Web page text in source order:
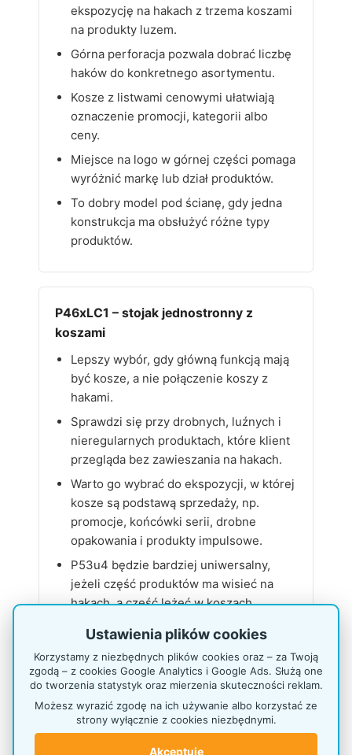
ekspozycję na hakach z trzema koszami
na produkty luzem.
Górna perforacja pozwala dobrać liczbę
haków do konkretnego asortymentu.
Kosze z listwami cenowymi ułatwiają
oznaczenie promocji, kategorii albo
ceny.
Miejsce na logo w górnej części pomaga
wyróżnić markę lub dział produktów.
To dobry model pod ścianę, gdy jedna
konstrukcja ma obsłużyć różne typy
produktów.
P46xLC1 – stojak jednostronny z
koszami
Lepszy wybór, gdy główną funkcją mają
być kosze, a nie połączenie koszy z
hakami.
Sprawdzi się przy drobnych, luźnych i
nieregularnych produktach, które klient
przegląda bez zawieszania na hakach.
Warto go wybrać do ekspozycji, w której
kosze są podstawą sprzedaży, np.
promocje, końcówki serii, drobne
opakowania i produkty impulsowe.
P53u4 będzie bardziej uniwersalny,
jeżeli część produktów ma wisieć na
hakach, a część leżeć w koszach.
Zobacz jednostronny stojak P46xLC1 z
Gdzie najlepiej sprawdzi się stojak
P53u4?
Ustawienia plików cookies
Korzystamy z niezbędnych plików cookies oraz – za Twoją
zgodą – z cookies Google Analytics i Google Ads. Służą one
do tworzenia statystyk oraz mierzenia skuteczności reklam.
Możesz wyrazić zgodę na ich używanie albo korzystać ze
strony wyłącznie z cookies niezbędnymi.
Akceptuję